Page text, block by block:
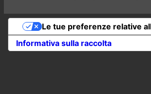
Informativa sulla raccolta
Le tue preferenze relative